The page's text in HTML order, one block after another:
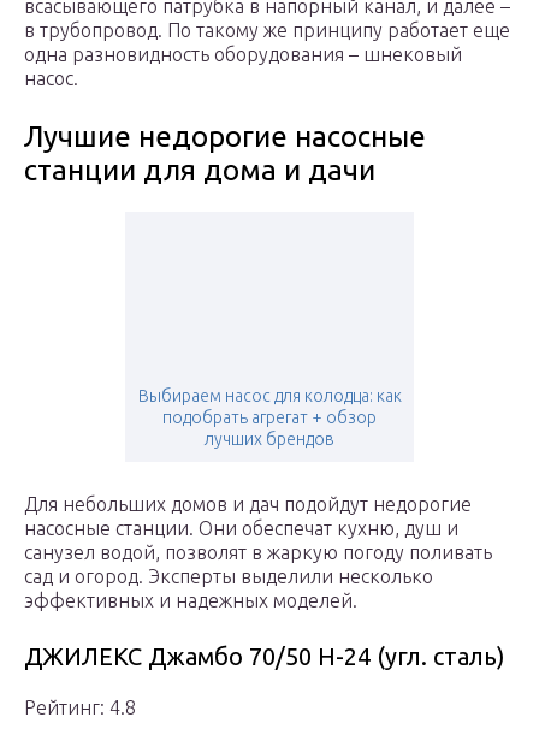
всасывающего патрубка в напорный канал, и далее –
в трубопровод. По такому же принципу работает еще
одна разновидность оборудования – шнековый
насос.
Лучшие недорогие насосные
станции для дома и дачи
Выбираем насос для колодца: как
подобрать агрегат + обзор
лучших брендов
Для небольших домов и дач подойдут недорогие
насосные станции. Они обеспечат кухню, душ и
санузел водой, позволят в жаркую погоду поливать
сад и огород. Эксперты выделили несколько
эффективных и надежных моделей.
ДЖИЛЕКС Джамбо 70/50 Н-24 (угл. сталь)
Рейтинг: 4.8